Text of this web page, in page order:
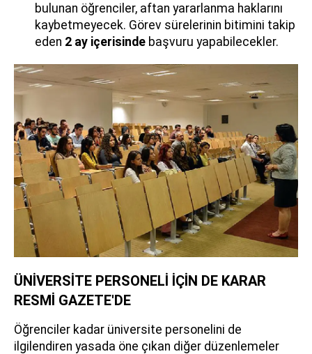
bulunan öğrenciler, aftan yararlanma haklarını
kaybetmeyecek. Görev sürelerinin bitimini takip
eden 2 ay içerisinde başvuru yapabilecekler.
ÜNİVERSİTE PERSONELİ İÇİN DE KARAR
RESMİ GAZETE'DE
Öğrenciler kadar üniversite personelini de
ilgilendiren yasada öne çıkan diğer düzenlemeler